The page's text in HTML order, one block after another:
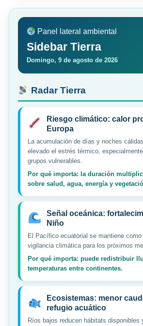
Panel lateral ambiental
Sidebar Tierra
Domingo, 9 de agosto de 2026
Radar Tierra
Riesgo climático: calor
Europa
La acumulación de días y noches
elevado el estrés térmico,
grupos vulnerables.
Por qué importa: la duración
sobre salud, agua, energía y
Señal oceánica:
Niño
El Pacífico ecuatorial se mantiene
vigilancia climática para los próximos
Por qué importa: puede redistribuir
temperaturas entre continentes.
Ecosistemas: menor
refugio acuático
Ríos bajos reducen hábitats disponibles